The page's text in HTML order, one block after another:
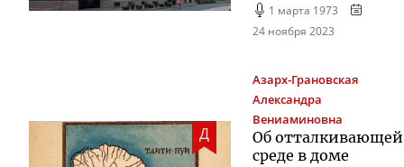
1 марта 1973
24 ноября 2023
Д
Азарх-Грановская
Александра
Вениаминовна
Об отталкивающей
среде в доме